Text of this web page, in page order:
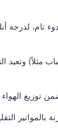
تام، لدرجة
مثلاً)
توزيع